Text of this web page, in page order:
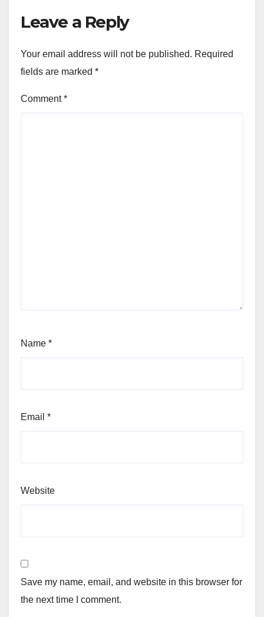
Leave a Reply
Your email address will not be published. Required
fields are marked *
Comment*
Name *
Email *
Website
Save my name, email, and website in this browser for
the next time I comment.